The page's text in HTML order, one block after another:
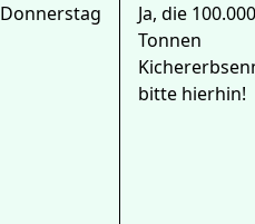
Donnerstag
Ja, die 100.000
Tonnen
bitte hierhin!